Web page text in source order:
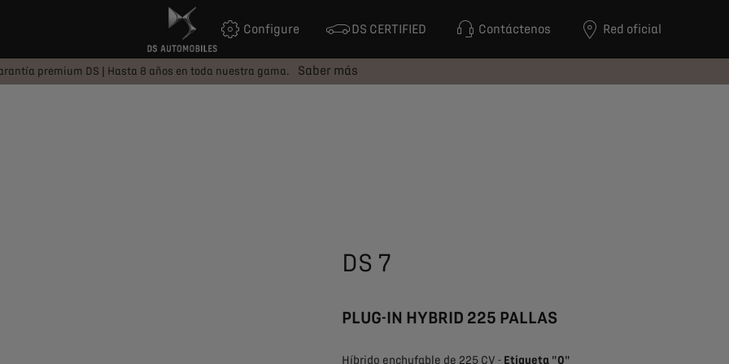
Configure DS CERTIFIED Contáctenos Red oficial
premium DS | Hasta 8 años en toda nuestra gama. Saber más
DS 7
PLUG-IN HYBRID 225 PALLAS
Híbrido enchufable de 225 CV - Etiqueta "0"